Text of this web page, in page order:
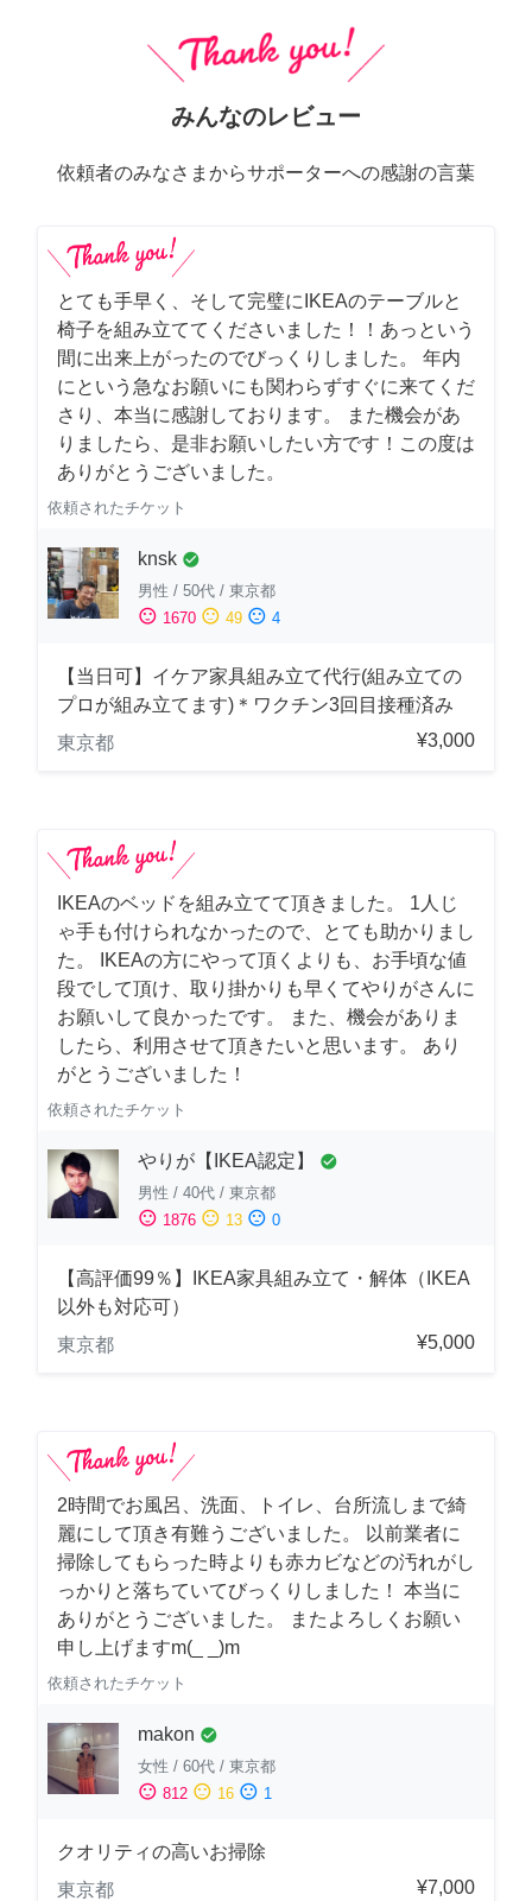
みんなのレビュー
依頼者のみなさまからサポーターへの感謝の言葉
とても手早く、そして完璧にIKEAのテーブルと
椅子を組み立ててくださいました！！あっという
間に出来上がったのでびっくりしました。 年内
にという急なお願いにも関わらずすぐに来てくだ
さり、本当に感謝しております。 また機会があ
りましたら、是非お願いしたい方です！この度は
ありがとうございました。
依頼されたチケット
knsk check_circle
男性 / 50代 / 東京都
sentiment_satisfied 1670 sentiment_neutral 49 sentiment_dissatisfied 4
【当日可】イケア家具組み立て代行(組み立ての
プロが組み立てます)＊ワクチン3回目接種済み
東京都
¥3,000
IKEAのベッドを組み立てて頂きました。 1人じ
ゃ手も付けられなかったので、とても助かりまし
た。 IKEAの方にやって頂くよりも、お手頃な値
段でして頂け、取り掛かりも早くてやりがさんに
お願いして良かったです。 また、機会がありま
したら、利用させて頂きたいと思います。 あり
がとうございました！
依頼されたチケット
やりが【IKEA認定】 check_circle
男性 / 40代 / 東京都
sentiment_satisfied 1876 sentiment_neutral 13 sentiment_dissatisfied 0
【高評価99％】IKEA家具組み立て・解体（IKEA
以外も対応可）
東京都
¥5,000
2時間でお風呂、洗面、トイレ、台所流しまで綺
麗にして頂き有難うございました。 以前業者に
掃除してもらった時よりも赤カビなどの汚れがし
っかりと落ちていてびっくりしました！ 本当に
ありがとうございました。 またよろしくお願い
申し上げますm(_ _)m
依頼されたチケット
makon check_circle
女性 / 60代 / 東京都
sentiment_satisfied 812 sentiment_neutral 16 sentiment_dissatisfied 1
クオリティの高いお掃除
東京都
¥7,000